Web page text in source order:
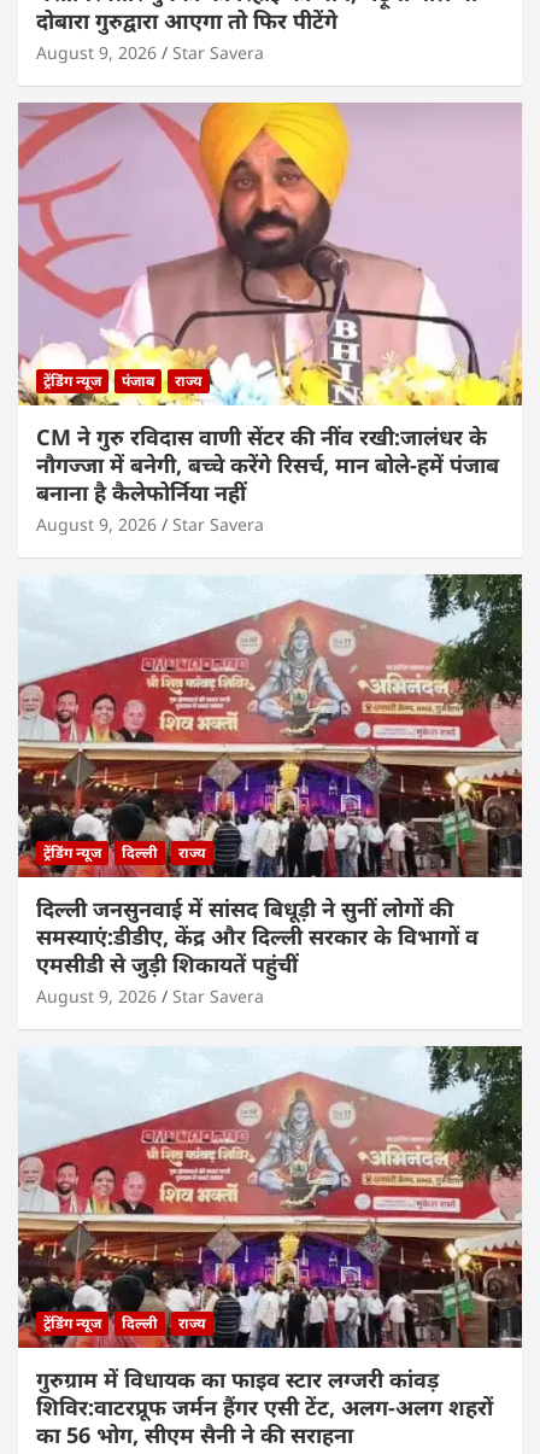
दोबारा गुरुद्वारा आएगा तो फिर पीटेंगे
August 9, 2026 Star Savera
ट्रेंडिंग न्यूज पंजाब राज्य
CM ने गुरु रविदास वाणी सेंटर की नींव रखी:जालंधर के
नौगज्जा में बनेगी, बच्चे करेंगे रिसर्च, मान बोले-हमें पंजाब
बनाना है कैलेफोर्निया नहीं
August 9, 2026 Star Savera
ट्रेंडिंग न्यूज दिल्ली राज्य
दिल्ली जनसुनवाई में सांसद बिधूड़ी ने सुनीं लोगों की
समस्याएं:डीडीए, केंद्र और दिल्ली सरकार के विभागों व
एमसीडी से जुड़ी शिकायतें पहुंचीं
August 9, 2026 Star Savera
ट्रेंडिंग न्यूज दिल्ली राज्य
गुरुग्राम में विधायक का फाइव स्टार लग्जरी कांवड़
शिविर:वाटरप्रूफ जर्मन हैंगर एसी टेंट, अलग-अलग शहरों
का 56 भोग, सीएम सैनी ने की सराहना